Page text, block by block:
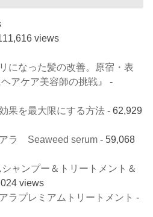
views
になった髪の改善。原宿・表
アケア美容師の挑戦』
-
果を最大限にする方法 - 62,929
ラ Seaweed serum - 59,068
ャンプー＆トリートメント＆
views
ラプレミアムトリートメント -